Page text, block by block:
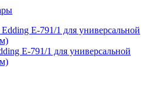
E-791/1 для универсальной